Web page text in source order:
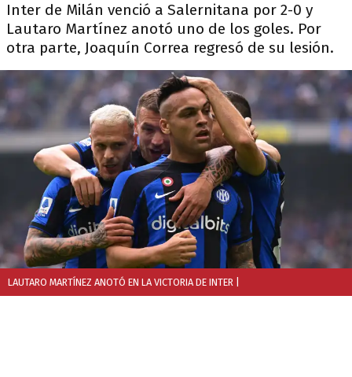
Inter de Milán venció a Salernitana por 2-0 y
Lautaro Martínez anotó uno de los goles. Por
otra parte, Joaquín Correa regresó de su lesión.
LAUTARO MARTÍNEZ ANOTÓ EN LA VICTORIA DE INTER